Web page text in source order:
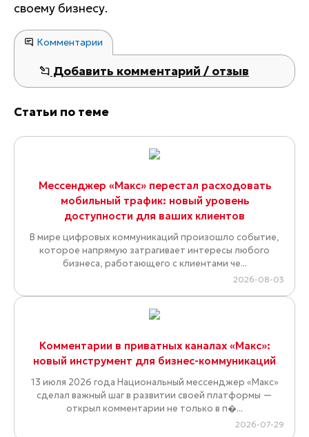
своему бизнесу.
Комментарии
Добавить комментарий / отзыв
Статьи по теме
Мессенджер «Макс» перестал расходовать
мобильный трафик: новый уровень
доступности для ваших клиентов
В мире цифровых коммуникаций произошло событие,
которое напрямую затрагивает интересы любого
бизнеса, работающего с клиентами че...
2026-08-03
Комментарии в приватных каналах «Макс»:
новый инструмент для бизнес-коммуникаций
13 июля 2026 года Национальный мессенджер «Макс»
сделал важный шаг в развитии своей платформы —
открыл комментарии не только в п�...
2026-07-29